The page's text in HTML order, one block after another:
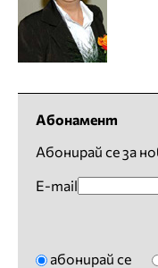
Абонамент
Абонирай се за
E-mail
абонирай се